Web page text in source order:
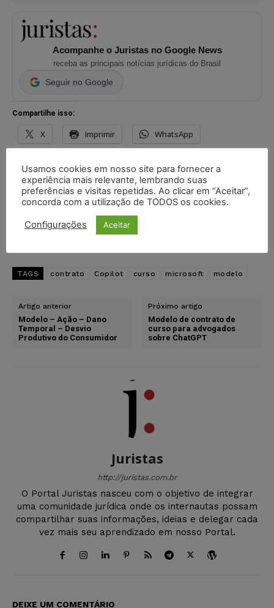
Acompanhe o Juristas no Google News
receba as principais notícias jurídicas do Brasil
Seguir no Google
Compartilhe isso:
X Imprimir WhatsApp
Pinterest Tumblr Reddit
Nextdoor E-mail Mastodon
LinkedIn
TAGS contrato Copilot curso microsoft modelo
Artigo anterior
Modelo – Ação – Dano
Temporal – Desvio
Produtivo do Consumidor
Próximo artigo
Modelo de contrato de
curso para advogados
sobre ChatGPT
Juristas
http://juristas.com.br
O Portal Juristas nasceu com o objetivo de integrar
uma comunidade jurídica onde os internautas possam
compartilhar suas informações, ideias e delegar cada
vez mais seu aprendizado em nosso Portal.
DEIXE UM COMENTÁRIO
Usamos cookies em nosso site para fornecer a
experiência mais relevante, lembrando suas
preferências e visitas repetidas. Ao clicar em “Aceitar”,
concorda com a utilização de TODOS os cookies.
Configurações Aceitar